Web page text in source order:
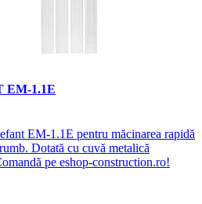
EM-1.1E
EM-1.1E pentru măcinarea rapidă
Dotată cu cuvă metalică
pe eshop-construction.ro!